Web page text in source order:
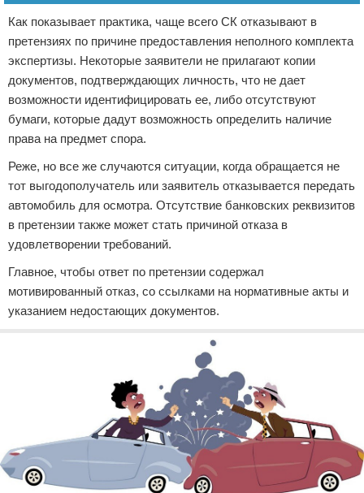
Как показывает практика, чаще всего СК отказывают в
претензиях по причине предоставления неполного комплекта
экспертизы. Некоторые заявители не прилагают копии
документов, подтверждающих личность, что не дает
возможности идентифицировать ее, либо отсутствуют
бумаги, которые дадут возможность определить наличие
права на предмет спора.
Реже, но все же случаются ситуации, когда обращается не
тот выгодополучатель или заявитель отказывается передать
автомобиль для осмотра. Отсутствие банковских реквизитов
в претензии также может стать причиной отказа в
удовлетворении требований.
Главное, чтобы ответ по претензии содержал
мотивированный отказ, со ссылками на нормативные акты и
указанием недостающих документов.